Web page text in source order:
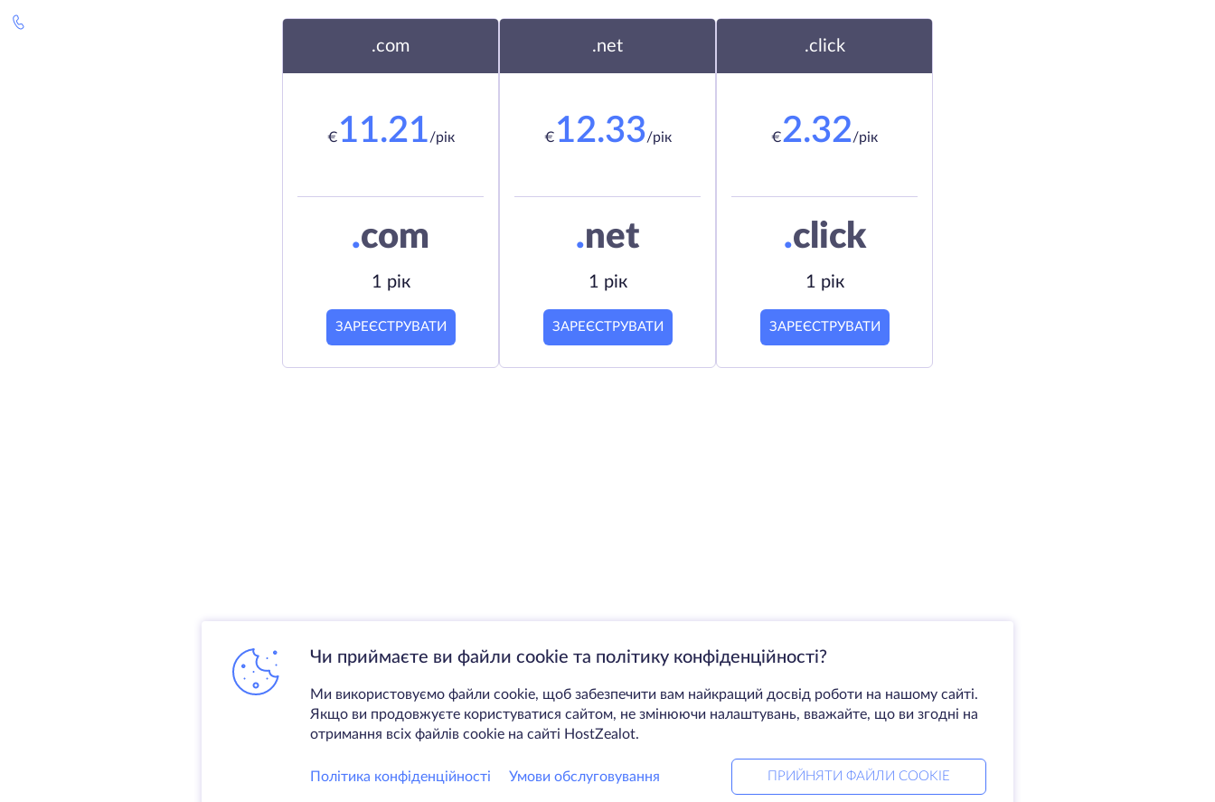
.com
€ 11.21/рік
.com
1 рік
ЗАРЕЄСТРУВАТИ
.net
€ 12.33/рік
.net
1 рік
ЗАРЕЄСТРУВАТИ
.click
€2.32/рік
.click
1 рік
ЗАРЕЄСТРУВАТИ
Чи приймаєте ви файли cookie та політику конфіденційності?
Ми використовуємо файли cookie, щоб забезпечити вам найкращий досвід роботи на нашому сайті.
Якщо ви продовжуєте користуватися сайтом, не змінюючи налаштувань, вважайте, що ви згодні на
отримання всіх файлів cookie на сайті HostZealot.
Політика конфіденційності Умови обслуговування ПРИЙНЯТИ ФАЙЛИ COOKIE